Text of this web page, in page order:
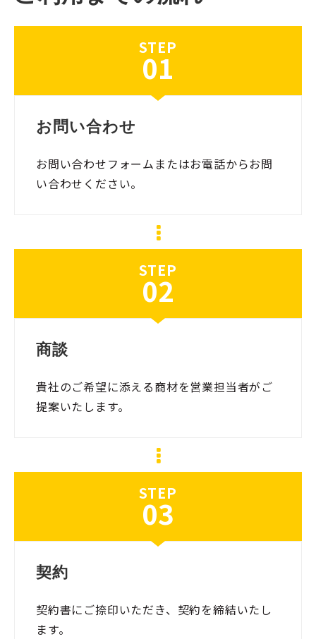
STEP
01
お問い合わせ
お問い合わせフォームまたはお電話からお問
い合わせください。
STEP
02
商談
貴社のご希望に添える商材を営業担当者がご
提案いたします。
STEP
03
契約
契約書にご捺印いただき、契約を締結いたし
ます。